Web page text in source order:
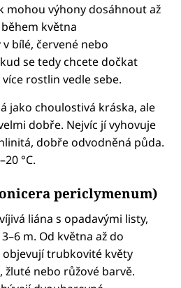
mohou výhony dosáhnout až
května
bílé, červené nebo
se tedy chcete dočkat
rostlin vedle sebe.
jako choulostivá kráska, ale
dobře. Nejvíc jí vyhovuje
dobře odvodněná půda.
°C.
periclymenum)
liána s opadavými listy,
m. Od května až do
trubkovité květy
nebo růžové barvě.